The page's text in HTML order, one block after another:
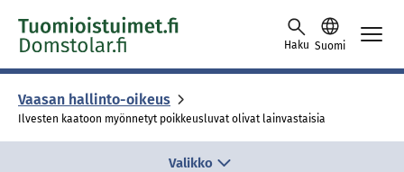
Skip to content -saavutettavuusohje
Haku Suomi
Vaasan hallinto-oikeus
Ilvesten kaatoon myönnetyt poikkeusluvat olivat lainvastaisia
Valikko